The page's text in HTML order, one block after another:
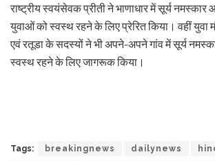
राष्ट्रीय स्वयंसेवक प्रीती ने भाणाधार में सूर्य
युवाओं को स्वस्थ रहने के लिए प्रेरित किया। वहीं युवा
एवं रतूडा के सदस्यों ने भी अपने-अपने गांव में सूर्य
स्वस्थ रहने के लिए जागरूक किया।
Tags: breakingnews dailynews